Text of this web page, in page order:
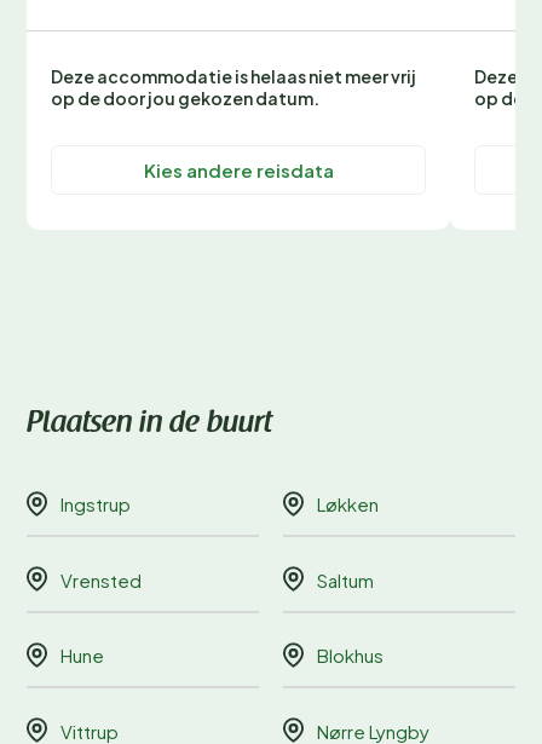
Deze accommodatie is helaas niet meer vrij
op de door jou gekozen datum.
Kies andere reisdata
Deze
op de
Plaatsen in de buurt
Ingstrup Løkken
Vrensted Saltum
Hune Blokhus
Vittrup Nørre Lyngby